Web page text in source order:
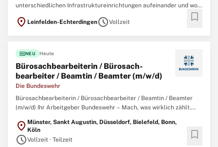
unterschiedlichen Infrastruktureinrichtungen aufeinander und wo
sonst kann man in einem der wirtschaftsstärksten Orte der Region
in einem familienfreundlichen und familiären Team arbeiten? Die
location_on Leinfelden-EchterdingenscheduleVollzeit bookmark
fiber_newNEU Heute
Büro­sach­bearbeiterin / Büro­sach­
bearbeiter / Beamtin / Beamter (m/w/d)
Die Bundeswehr
Bürosachbearbeiterin / Bürosachbearbeiter / Beamtin / Beamter
(m/w/d) Ihr Arbeitgeber Bundeswehr – Mach, was wirklich zählt.
Mitarbeitenden garantieren wir Sicherheit, Souveränität und die
außenpolitische Handlungsfähigkeit
location_on Münster, Sankt Augustin, Düsseldorf, Bielefeld, Bonn,
Köln
scheduleVollzeit · Teilzeit bookmark